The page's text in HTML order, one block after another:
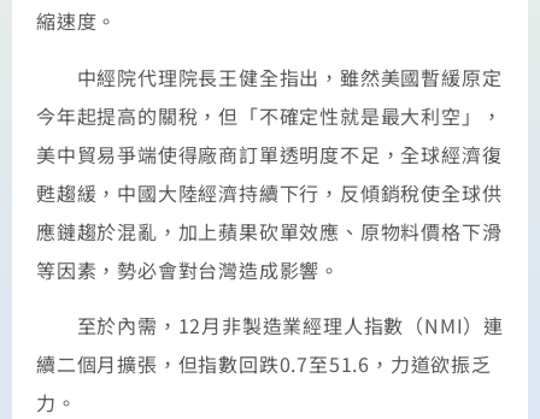
縮速度。
中經院代理院長王健全指出，雖然美國暫緩原定
今年起提高的關稅，但「不確定性就是最大利空」，
美中貿易爭端使得廠商訂單透明度不足，全球經濟復
甦趨緩，中國大陸經濟持續下行，反傾銷稅使全球供
應鏈趨於混亂，加上蘋果砍單效應、原物料價格下滑
等因素，勢必會對台灣造成影響。
至於內需，12月非製造業經理人指數（NMI）連
續二個月擴張，但指數回跌0.7至51.6，力道欲振乏
力。